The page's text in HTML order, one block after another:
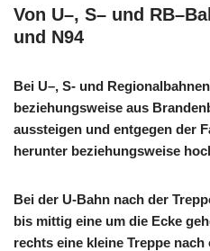
Von U–, S– und
und N94
Bei U–, S- und
beziehungsweise aus
aussteigen und entgegen der
herunter beziehungsweise
Bei der U-Bahn nach der
bis mittig eine um die Ecke
rechts eine kleine Treppe